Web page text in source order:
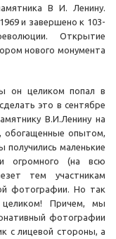
В И. Ленину.
и завершено к 103-
Открытие
нового монумента
он целиком попал в
это в сентябре
В.И.Ленину на
обогащенные опытом,
получились маленькие
огромного (на всю
тем участникам
фотографии. Но так
целиком! Причем, мы
фотографии
с лицевой стороны, а